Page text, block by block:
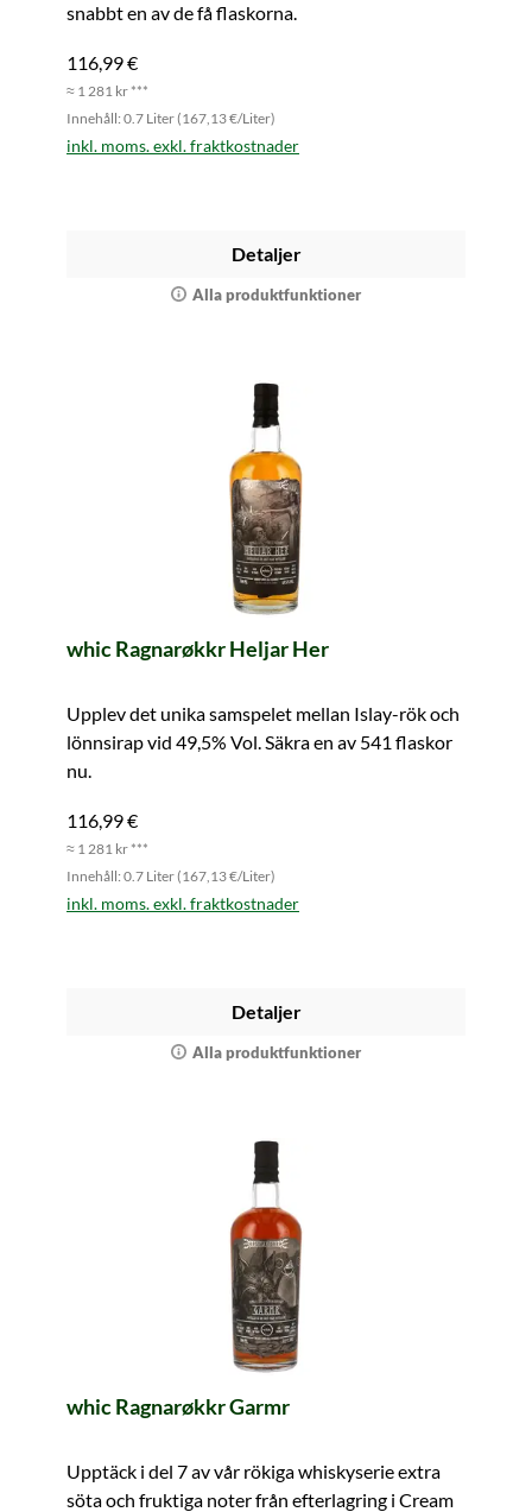
snabbt en av de få flaskorna.
116,99 €
≈ 1 281 kr ***
Innehåll: 0.7 Liter (167,13 €/Liter)
inkl. moms. exkl. fraktkostnader
Detaljer
Alla produktfunktioner
whic Ragnarøkkr Heljar Her
Upplev det unika samspelet mellan Islay-rök och
lönnsirap vid 49,5% Vol. Säkra en av 541 flaskor
nu.
116,99 €
≈ 1 281 kr ***
Innehåll: 0.7 Liter (167,13 €/Liter)
inkl. moms. exkl. fraktkostnader
Detaljer
Alla produktfunktioner
whic Ragnarøkkr Garmr
Upptäck i del 7 av vår rökiga whiskyserie extra
söta och fruktiga noter från efterlagring i Cream